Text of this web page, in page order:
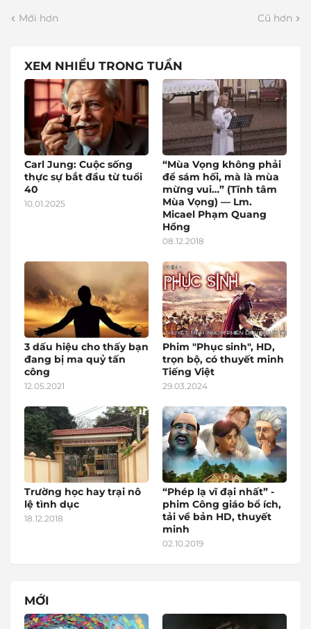
Mới hơn Cũ hơn
XEM NHIỀU TRONG TUẦN
Carl Jung: Cuộc sống
thực sự bắt đầu từ tuổi
40
10.01.2025
“Mùa Vọng không phải
để sám hối, mà là mùa
mừng vui…” (Tĩnh tâm
Mùa Vọng) — Lm.
Micael Phạm Quang
Hồng
08.12.2018
3 dấu hiệu cho thấy bạn
đang bị ma quỷ tấn
công
12.05.2021
Phim "Phục sinh", HD,
trọn bộ, có thuyết minh
Tiếng Việt
29.03.2024
Trường học hay trại nô
lệ tình dục
18.12.2018
“Phép lạ vĩ đại nhất” -
phim Công giáo bổ ích,
tải về bản HD, thuyết
minh
02.10.2019
MỚI